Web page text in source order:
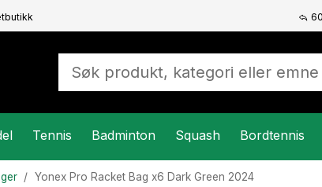
Tennis Badminton Squash Bordtennis
Yonex Pro Racket Bag x6 Dark Green 2024